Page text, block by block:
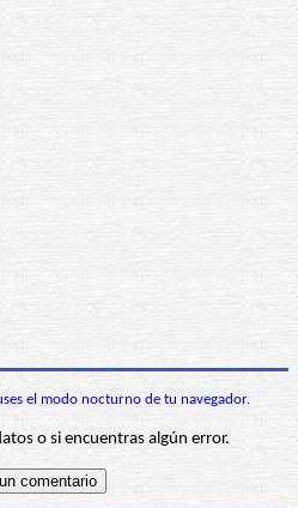
el modo nocturno de tu navegador.
o si encuentras algún error.